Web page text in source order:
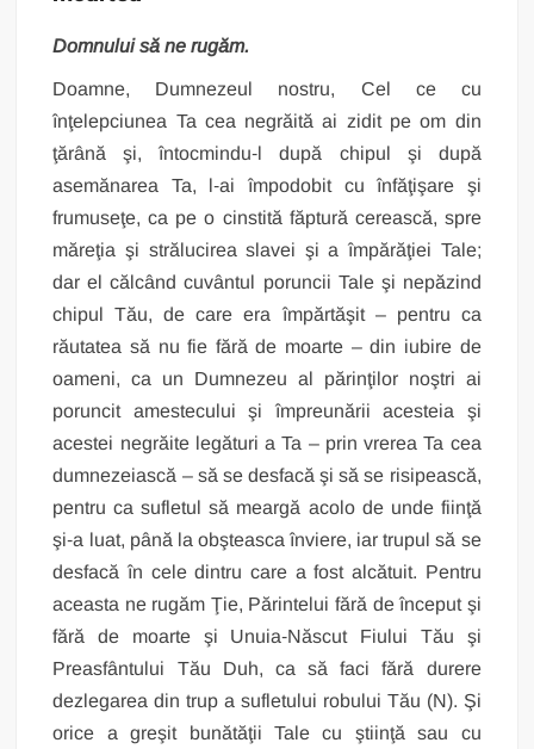
Domnului să ne rugăm.
Doamne, Dumnezeul nostru, Cel ce cu
înţelepciunea Ta cea negrăită ai zidit pe om din
ţărână şi, întocmindu‑l după chipul şi după
asemănarea Ta, l‑ai împodobit cu înfăţişare şi
frumuseţe, ca pe o cinstită făptură cerească, spre
măreţia şi strălucirea slavei şi a împărăţiei Tale;
dar el călcând cuvântul poruncii Tale şi nepăzind
chipul Tău, de care era împărtăşit – pentru ca
răutatea să nu fie fără de moarte – din iubire de
oameni, ca un Dumnezeu al părinţilor noştri ai
poruncit amestecului şi împreunării acesteia şi
acestei negrăite legături a Ta – prin vrerea Ta cea
dumnezeiască – să se desfacă şi să se risipească,
pentru ca sufletul să meargă acolo de unde fiinţă
şi‑a luat, până la obşteasca înviere, iar trupul să se
desfacă în cele dintru care a fost alcătuit. Pentru
aceasta ne rugăm Ţie, Părintelui fără de început şi
fără de moarte şi Unuia‑Născut Fiului Tău şi
Preasfântului Tău Duh, ca să faci fără durere
dezlegarea din trup a sufletului robului Tău (N). Şi
orice a greşit bunătăţii Tale cu ştiinţă sau cu